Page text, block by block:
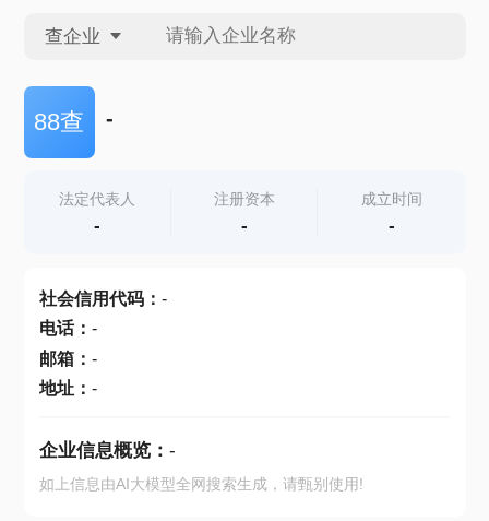
查企业
查企业
查产地
88查 -
法定代表人
-
注册资本
-
成立时间
-
社会信用代码： -
电话： -
邮箱： -
地址： -
企业信息概览： -
如上信息由AI大模型全网搜索生成，请甄别使用!